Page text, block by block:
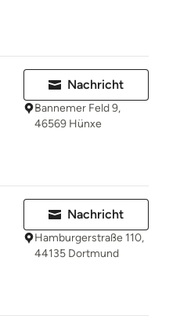
Nachricht
Bannemer Feld 9,
46569 Hünxe
Nachricht
Hamburgerstraße 110,
44135 Dortmund